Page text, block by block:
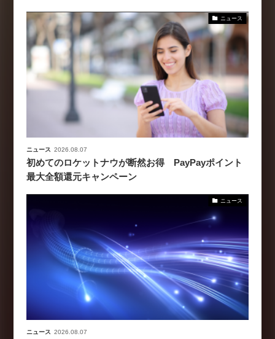
ニュース
ニュース 2026.08.07
初めてのロケットナウが断然お得 PayPayポイント
最大全額還元キャンペーン
ニュース
ニュース 2026.08.07